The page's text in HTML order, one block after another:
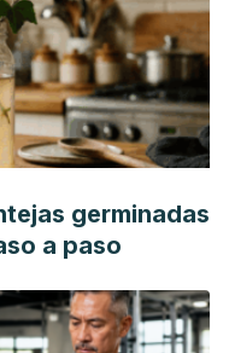
germinadas
a paso